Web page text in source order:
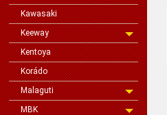
Kawasaki
Keeway
Kentoya
Korádo
Malaguti
MBK